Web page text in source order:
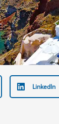
LinkedIn